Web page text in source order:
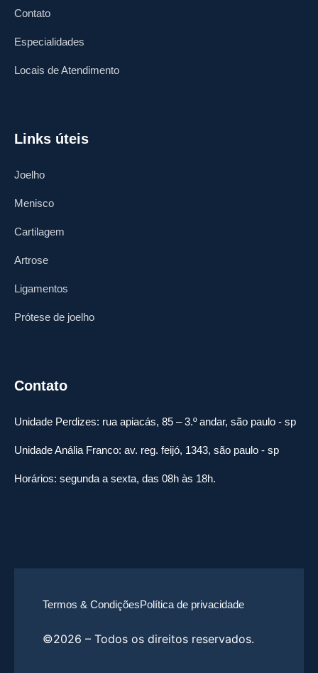
Contato
Especialidades
Locais de Atendimento
Links úteis
Joelho
Menisco
Cartilagem
Artrose
Ligamentos
Prótese de joelho
Contato
Unidade Perdizes: rua apiacás, 85 – 3.º andar, são paulo - sp
Unidade Anália Franco: av. reg. feijó, 1343, são paulo - sp
Horários: segunda a sexta, das 08h às 18h.
Termos & CondiçõesPolítica de privacidade
©2026 – Todos os direitos reservados.